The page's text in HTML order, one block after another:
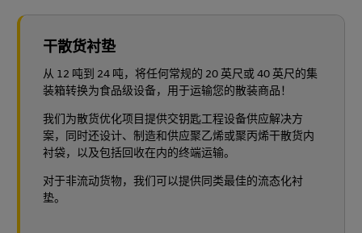
干散货衬垫
从 12 吨到 24 吨，将任何常规的 20 英尺或 40 英尺的集
装箱转换为食品级设备，用于运输您的散装商品！
我们为散货优化项目提供交钥匙工程设备供应解决方
案，同时还设计、制造和供应聚乙烯或聚丙烯干散货内
衬袋，以及包括回收在内的终端运输。
对于非流动货物，我们可以提供同类最佳的流态化衬
垫。